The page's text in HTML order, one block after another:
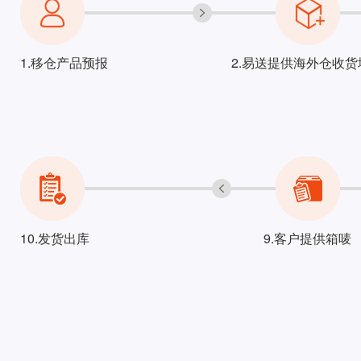
1.移仓产品预报 2.易送提供海外仓收
10.发货出库 9.客户提供箱唛